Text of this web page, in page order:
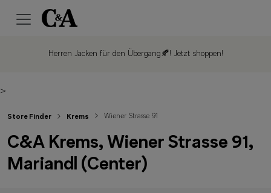
Herren Jacken für den Übergang🍂! Jetzt shoppen!
>
Store Finder Krems Wiener Strasse 91
C&A Krems, Wiener Strasse 91,
Mariandl (Center)